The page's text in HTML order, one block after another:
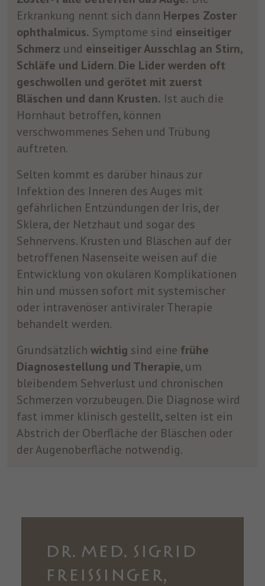
Erkrankung nennt sich dann Herpes Zoster
ophthalmicus. Symptome sind einseitiger
Schmerz und einseitiger Ausschlag an Stirn,
Schläfe und Lidern.Die Lider werden oft
geschwollen und gerötet mit zuerst
Bläschen und dann Krusten. Ist auch die
Hornhaut betroffen, können
verschwommenes Sehen und Trübung
auftreten.
Selten kommt es darüber hinaus zur
Infektion des Inneren des Auges mit
gefährlichen Entzündungen der Iris, der
Sklera, der Netzhaut und sogar des
Sehnervens. Krusten und Bläschen auf der
betroffenen Nasenseite weisen auf die
Entwicklung von okulären Komplikationen
hin und müssen sofort mit systemischer
oder intravenöser antiviraler Therapie
behandelt werden.
Grundsätzlich wichtig sind eine frühe
Diagnosestellung und Therapie, um
bleibendem Sehverlust und chronischen
Schmerzen vorzubeugen. Die Diagnose wird
fast immer klinisch gestellt, selten ist ein
Abstrich der Oberfläche der Bläschen oder
der Augenoberfläche notwendig.
DR. MED. SIGRID
FREISSINGER,